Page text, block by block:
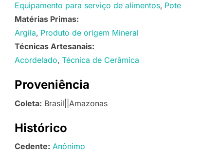
Equipamento para serviço de alimentos Pote
Matérias Primas:
Argila Produto de origem Mineral
Técnicas Artesanais:
Acordelado Técnica de Cerâmica
Proveniência
Coleta: Brasil||Amazonas
Histórico
Cedente: Anônimo